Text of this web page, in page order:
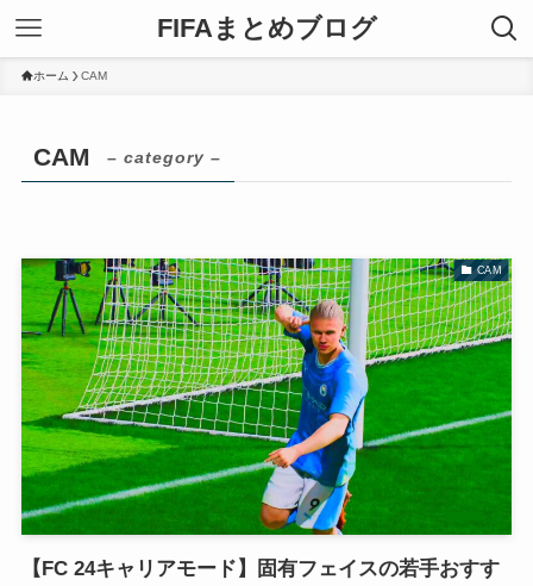
FIFAまとめブログ
ホーム CAM
CAM – category –
CAM
【FC 24キャリアモード】固有フェイスの若手おすす